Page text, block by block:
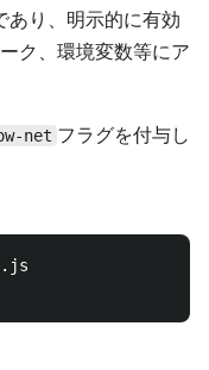
あり、明示的に有効
ク、環境変数等にア
net フラグを付与し